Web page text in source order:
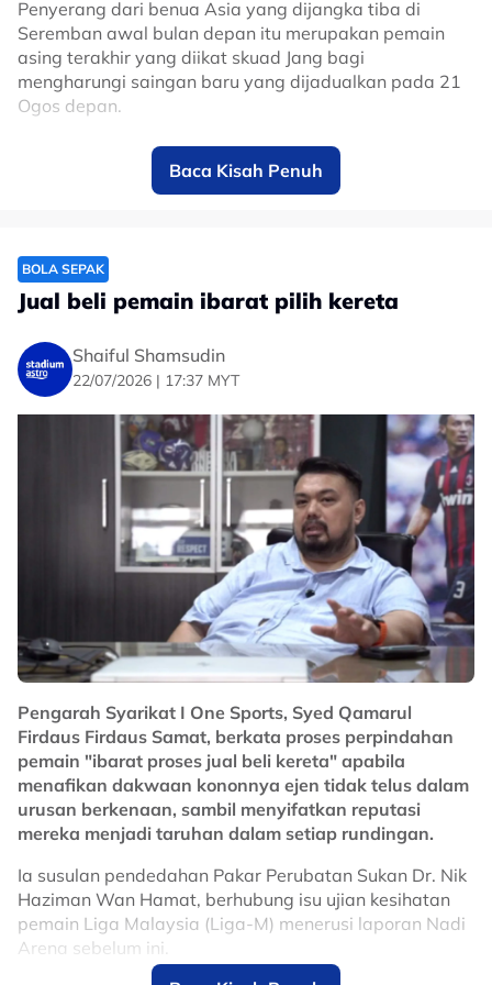
Penyerang dari benua Asia yang dijangka tiba di
Seremban awal bulan depan itu merupakan pemain
asing terakhir yang diikat skuad Jang bagi
mengharungi saingan baru yang dijadualkan pada 21
Ogos depan.
Dia turut memaklumkan pihak pengurusan kelab
menetapkan sasaran kedudukan lima terbaik buat
ketua jurulatih, Daniel Himenez, sekali gus memperbaiki
"Kami berada di pertengahan pramusim.
mengikatnya dijangka dimuktamadkan pada awal
bulan depan.
"Kami menyasarkan kelompok lima terbaik liga dan
separuh akhir untuk saingan Piala FA dan Piala
"Semua pemain kami jelas dengan sasaran ini,"
katanya di Nadi Arena.
No node context available.
Related Topics
#liga super
Baca Kisah Penuh
BOLA SEPAK
Jual beli pemain ibarat pilih kereta
Shaiful Shamsudin
22/07/2026 | 17:37 MYT
Pengarah Syarikat I One Sports, Syed Qamarul
Firdaus Firdaus Samat, berkata proses perpindahan
pemain "ibarat proses jual beli kereta" apabila
menafikan dakwaan kononnya ejen tidak telus dalam
urusan berkenaan, sambil menyifatkan reputasi
mereka menjadi taruhan dalam setiap rundingan.
Ia susulan pendedahan Pakar Perubatan Sukan Dr. Nik
Haziman Wan Hamat, berhubung isu ujian kesihatan
pemain Liga Malaysia (Liga-M) menerusi laporan Nadi
Arena sebelum ini.